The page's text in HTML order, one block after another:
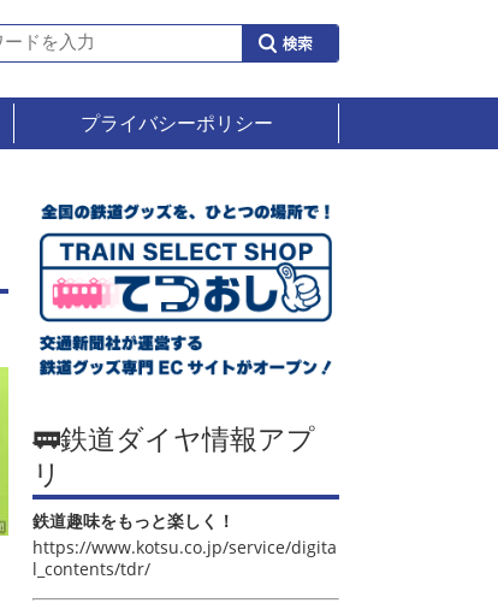
プライバシーポリシー
🚃鉄道ダイヤ情報アプ
リ
鉄道趣味をもっと楽しく！
https://www.kotsu.co.jp/service/digita
l_contents/tdr/